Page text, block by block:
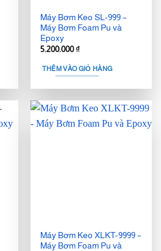
Máy Bơm Keo SL-999 –
Máy Bơm Foam Pu và
Epoxy
5.200.000₫
THÊM VÀO GIỎ HÀNG
Máy Bơm Keo XLKT-9999 –
Máy Bơm Foam Pu và